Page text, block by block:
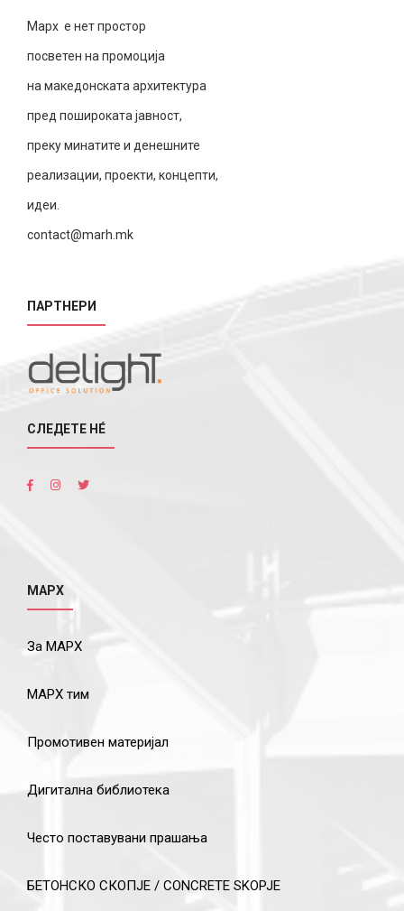
Марх е нет простор
посветен на промоција
на македонската архитектура
пред пошироката јавност,
преку минатите и денешните
реализации, проекти, концепти,
идеи.
contact@marh.mk
ПАРТНЕРИ
СЛЕДЕТЕ НÉ
МАРХ
За МАРХ
МАРХ тим
Промотивен материјал
Дигитална библиотека
Често поставувани прашања
БЕТОНСКО СКОПЈЕ / CONCRETE SKOPJE